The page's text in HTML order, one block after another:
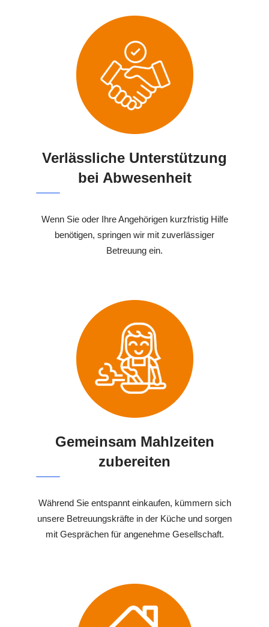
Verlässliche Unterstützung
bei Abwesenheit
Wenn Sie oder Ihre Angehörigen kurzfristig Hilfe
benötigen, springen wir mit zuverlässiger
Betreuung ein.
Gemeinsam Mahlzeiten
zubereiten
Während Sie entspannt einkaufen, kümmern sich
unsere Betreuungskräfte in der Küche und sorgen
mit Gesprächen für angenehme Gesellschaft.